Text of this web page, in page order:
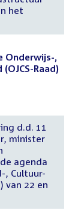
het
Onderwijs-,
Raad)
d.d. 11
minister
agenda
, Cultuur-
van 22 en